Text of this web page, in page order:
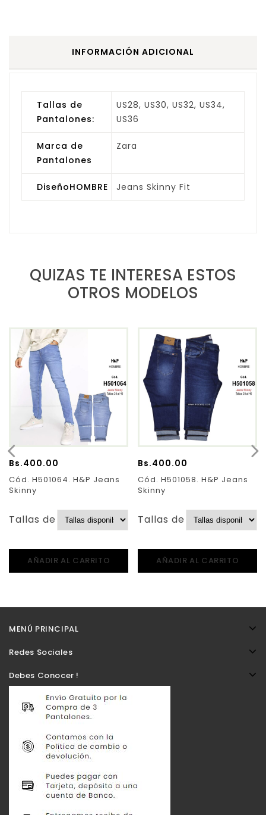
INFORMACIÓN ADICIONAL
Tallas de
Pantalones:
US28, US30, US32, US34,
US36
Marca de
Pantalones
Zara
DiseñoHOMBRE Jeans Skinny Fit
QUIZAS TE INTERESA ESTOS
OTROS MODELOS
Bs.400.00
Cód. H501064. H&P Jeans
Skinny
Tallas de Pantalones:
AÑADIR AL CARRITO
Bs.400.00
Cód. H501058. H&P Jeans
Skinny
Tallas de Pantalones:
AÑADIR AL CARRITO
MENÚ PRINCIPAL
Redes Sociales
Debes Conocer !